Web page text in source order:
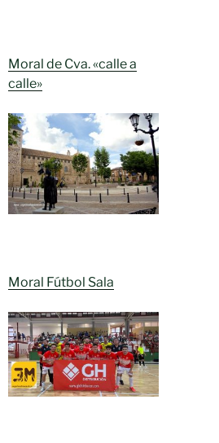
Moral de Cva. «calle a
calle»
Moral Fútbol Sala